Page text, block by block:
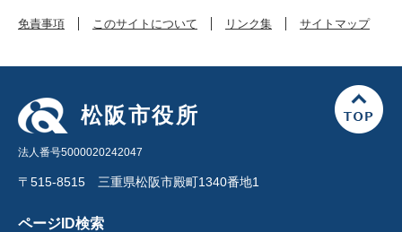
免責事項 このサイトについて リンク集 サイトマップ
松阪市役所
法人番号5000020242047
〒515-8515 三重県松阪市殿町1340番地1
ページID検索